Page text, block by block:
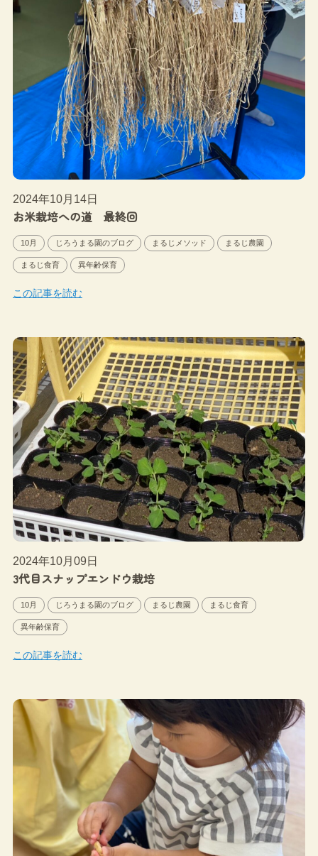
2024年10月14日
お米栽培への道 最終回
10月 じろうまる園のブログ まるじメソッド まるじ農園
まるじ食育 異年齢保育
この記事を読む
2024年10月09日
3代目スナップエンドウ栽培
10月 じろうまる園のブログ まるじ農園 まるじ食育
異年齢保育
この記事を読む